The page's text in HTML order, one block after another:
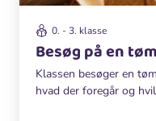
0. - 3. klasse
Besøg på en
Klassen besøger en
hvad der foregår og